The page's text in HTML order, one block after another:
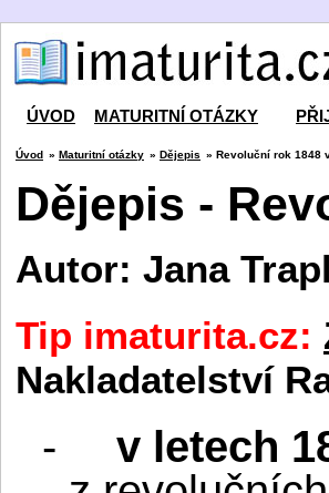
ÚVOD MATURITNÍ OTÁZKY
Úvod » Maturitní otázky » Dějepis » Revoluční rok 1848
Dějepis -
Autor: Jana
Tip imaturita.cz:
Nakladatelství
-
v letech